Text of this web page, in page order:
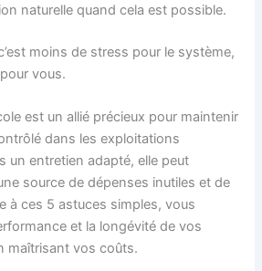
naturelle quand cela est possible.
moins de stress pour le système,
vous.
est un allié précieux pour maintenir
dans les exploitations
un entretien adapté, elle peut
source de dépenses inutiles et de
à ces 5 astuces simples, vous
et la longévité de vos
maîtrisant vos coûts.